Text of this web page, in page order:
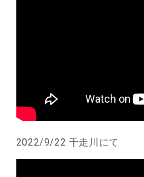
2022/9/22 千走川にて